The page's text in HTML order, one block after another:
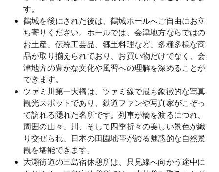
ので、問題なくコミュニケーションが取れ、より
安心してご利用いただけます！
（当日の乗客数に応じてスタッフがサービスを手
配いたします。誠に申し訳ございませんが、サー
ビス言語のご指定は承っておりません。）
す。
鶴城を後にされた後は、鶴城ホールへご自由にお立
ち寄りください。ホールでは、会津地方ならではの
お土産、伝統工芸品、郷土料理など、多種多様な商
品が取り揃えられており、お買い物だけでなく、会
津地方の豊かな文化や風習への理解を深めることが
できます。
ツァミ川第一大橋は、ツァミ線で最も象徴的な写真
観光スポットであり、鉄道ファンや写真家がこぞっ
て訪れる隠れた名所です。列車が橋を渡るにつれ、
周囲の山々、川、そして四季折々の美しい景色が織
り交ぜられ、日本の田園地帯が誇る魅惑的な自然景
観を堪能できます。
大瀬街道の三島宿休憩所は、只見線へ向かう途中に